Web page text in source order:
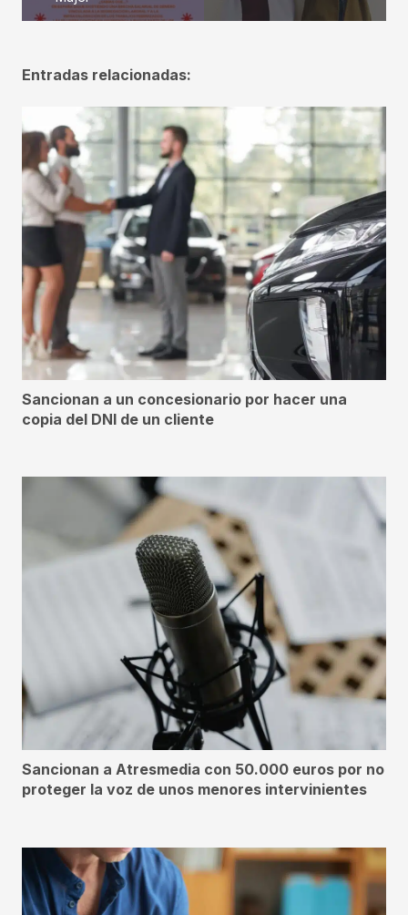
Entradas relacionadas:
Sancionan a un concesionario por hacer una
copia del DNI de un cliente
Sancionan a Atresmedia con 50.000 euros por no
proteger la voz de unos menores intervinientes